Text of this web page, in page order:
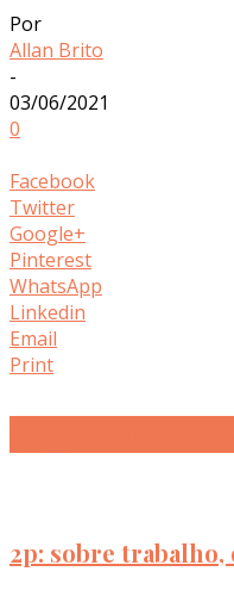
Por
Allan Brito
-
03/06/2021
0
Facebook
Twitter
Google+
Pinterest
WhatsApp
Linkedin
Email
Print
2p: sobre